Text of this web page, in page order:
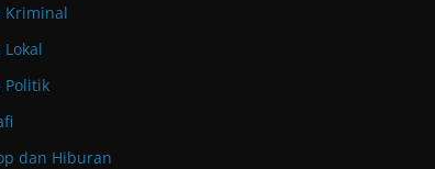
Kriminal
Politik
dan Hiburan